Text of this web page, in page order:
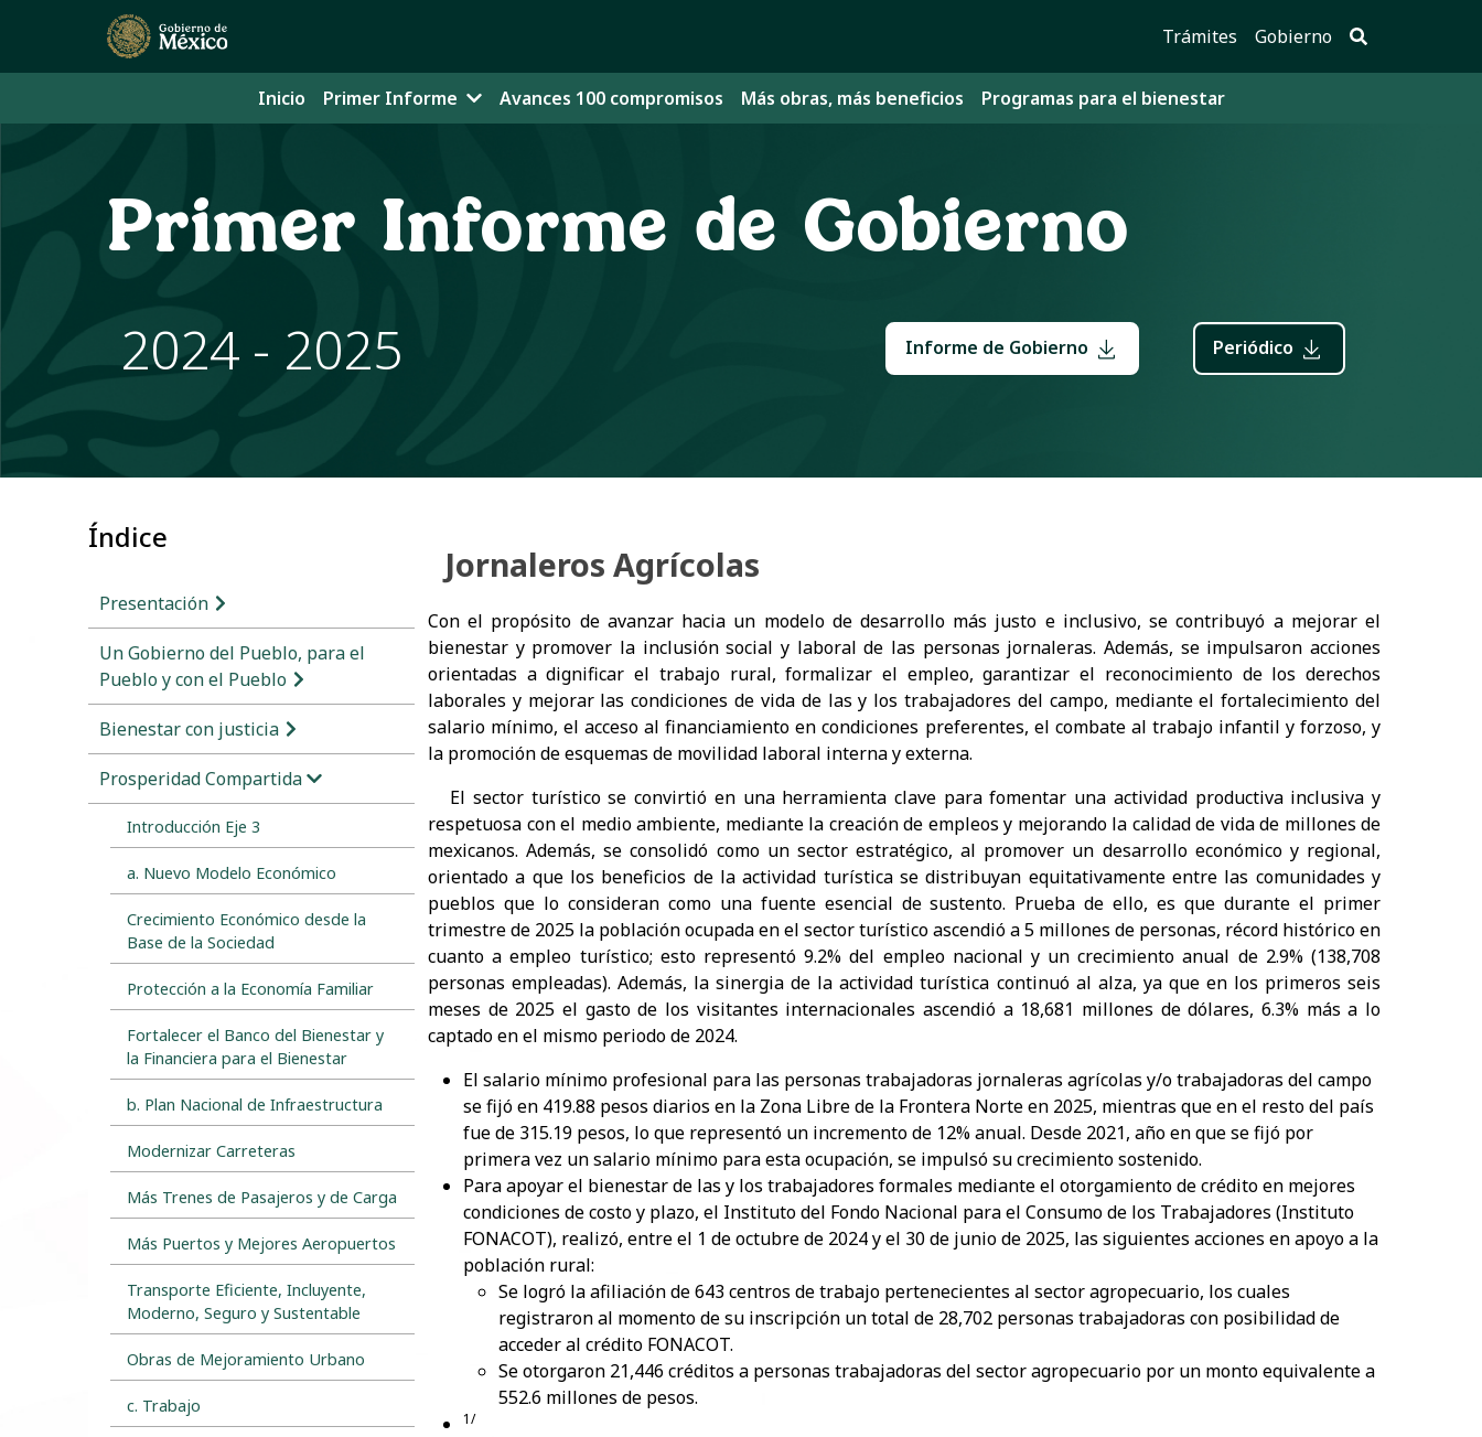
Trámites Gobierno
Inicio Primer Informe Avances 100 compromisos Más obras, más beneficios Programas para el bienestar
Primer Informe de Gobierno
2024 - 2025 Informe de Gobierno Periódico
Índice
Presentación
Un Gobierno del Pueblo, para el
Pueblo y con el Pueblo
Bienestar con justicia
Prosperidad Compartida
Introducción Eje 3
a. Nuevo Modelo Económico
Crecimiento Económico desde la
Base de la Sociedad
Protección a la Economía Familiar
Fortalecer el Banco del Bienestar y
la Financiera para el Bienestar
b. Plan Nacional de Infraestructura
Modernizar Carreteras
Más Trenes de Pasajeros y de Carga
Más Puertos y Mejores Aeropuertos
Transporte Eficiente, Incluyente,
Moderno, Seguro y Sustentable
Obras de Mejoramiento Urbano
c. Trabajo
Jornaleros Agrícolas
Con el propósito de avanzar hacia un modelo de desarrollo más justo e inclusivo, se contribuyó a mejorar el
bienestar y promover la inclusión social y laboral de las personas jornaleras. Además, se impulsaron acciones
orientadas a dignificar el trabajo rural, formalizar el empleo, garantizar el reconocimiento de los derechos
laborales y mejorar las condiciones de vida de las y los trabajadores del campo, mediante el fortalecimiento del
salario mínimo, el acceso al financiamiento en condiciones preferentes, el combate al trabajo infantil y forzoso, y
la promoción de esquemas de movilidad laboral interna y externa.
El sector turístico se convirtió en una herramienta clave para fomentar una actividad productiva inclusiva y
respetuosa con el medio ambiente, mediante la creación de empleos y mejorando la calidad de vida de millones de
mexicanos. Además, se consolidó como un sector estratégico, al promover un desarrollo económico y regional,
orientado a que los beneficios de la actividad turística se distribuyan equitativamente entre las comunidades y
pueblos que lo consideran como una fuente esencial de sustento. Prueba de ello, es que durante el primer
trimestre de 2025 la población ocupada en el sector turístico ascendió a 5 millones de personas, récord histórico en
cuanto a empleo turístico; esto representó 9.2% del empleo nacional y un crecimiento anual de 2.9% (138,708
personas empleadas). Además, la sinergia de la actividad turística continuó al alza, ya que en los primeros seis
meses de 2025 el gasto de los visitantes internacionales ascendió a 18,681 millones de dólares, 6.3% más a lo
captado en el mismo periodo de 2024.
​El salario mínimo profesional para las personas trabajadoras jornaleras agrícolas y/o trabajadoras del campo
se fijó en 419.88 pesos diarios en la Zona Libre de la Frontera Norte en 2025, mientras que en el resto del país
fue de 315.19 pesos, lo que representó un incremento de 12% anual. Desde 2021, año en que se fijó por
primera vez un salario mínimo para esta ocupación, se impulsó su crecimiento sostenido.
​Para apoyar el bienestar de las y los trabajadores formales mediante el otorgamiento de crédito en mejores
condiciones de costo y plazo, el Instituto del Fondo Nacional para el Consumo de los Trabajadores (Instituto
FONACOT), realizó, entre el 1 de octubre de 2024 y el 30 de junio de 2025, las siguientes acciones en apoyo a la
población rural:
​Se logró la afiliación de 643 centros de trabajo pertenecientes al sector agropecuario, los cuales
registraron al momento de su inscripción un total de 28,702 personas trabajadoras con posibilidad de
acceder al crédito FONACOT.
Se otorgaron 21,446 créditos a personas trabajadoras del sector agropecuario por un monto equivalente a
552.6 millones de pesos.
1/